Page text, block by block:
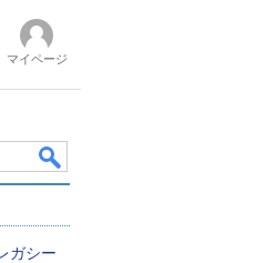
マイページ
ガシー